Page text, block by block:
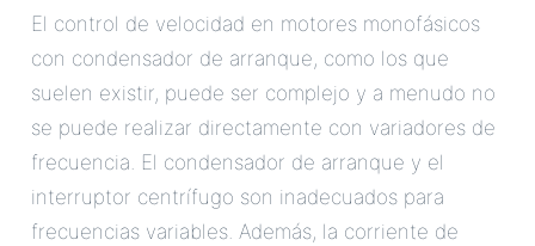
El control de velocidad en motores monofásicos
con condensador de arranque, como los que
suelen existir, puede ser complejo y a menudo no
se puede realizar directamente con variadores de
frecuencia. El condensador de arranque y el
interruptor centrífugo son inadecuados para
frecuencias variables. Además, la corriente de